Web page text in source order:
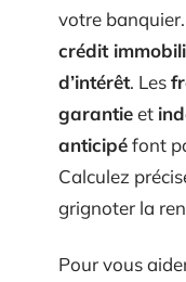
votre
crédit
d’intérêt. Les
garantieet
anticipéfont
Calculez
grignoter la
Pour vous